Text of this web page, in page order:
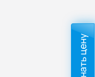
Узнать цену